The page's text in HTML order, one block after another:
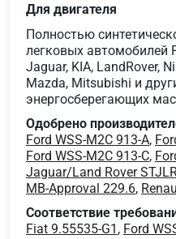
Для двигателя
Полностью
легковых автомобилей
Jaguar, KIA, LandRover,
Mazda, Mitsubishi и
энергосберегающих
Одобрено
Ford WSS-M2C 913-A,
Ford WSS-M2C 913-C,
Jaguar/Land Rover
MB-Approval 229.6,
Соответствие
Fiat 9.55535-G1 , Ford